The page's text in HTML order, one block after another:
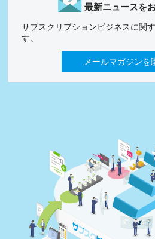
最新ニュースを
サブスクリプションビジネスに関
す。
メールマガジンを